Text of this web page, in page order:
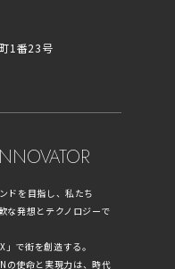
1番23号
ドを目指し、私たち
な発想とテクノロジーで
で街を創造する。
の使命と実現力は、時代